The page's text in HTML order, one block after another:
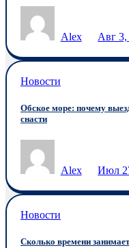
Alex Авг 3,
Новости
Обское море: почему
снасти
Alex Июл
Новости
Сколько времени